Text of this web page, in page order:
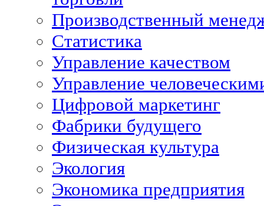
Производственный
Статистика
Управление качеством
Управление
Цифровой маркетинг
Фабрики будущего
Физическая культура
Экология
Экономика предприятия